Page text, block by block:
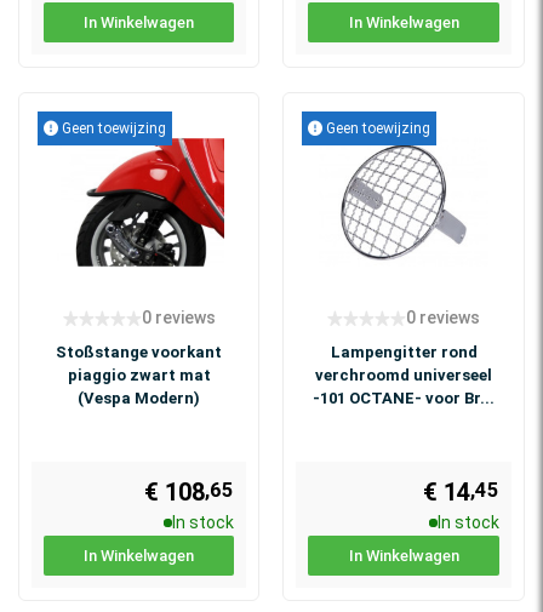
In Winkelwagen In Winkelwagen
Geen toewijzing
0 reviews
Stoßstange voorkant
piaggio zwart mat
(Vespa Modern)
€ 108,65
In stock
In Winkelwagen
Geen toewijzing
0 reviews
Lampengitter rond
verchroomd universeel
-101 OCTANE- voor Br...
€ 14,45
In stock
In Winkelwagen